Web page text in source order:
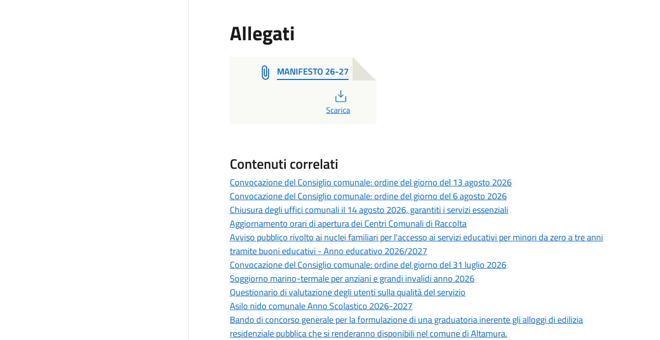
Allegati
MANIFESTO 26-27
Scarica
Contenuti correlati
Convocazione del Consiglio comunale: ordine del giorno del 13 agosto 2026
Convocazione del Consiglio comunale: ordine del giorno del 6 agosto 2026
Chiusura degli uffici comunali il 14 agosto 2026, garantiti i servizi essenziali
Aggiornamento orari di apertura dei Centri Comunali di Raccolta
Avviso pubblico rivolto ai nuclei familiari per l'accesso ai servizi educativi per minori da zero a tre anni
tramite buoni educativi - Anno educativo 2026/2027
Convocazione del Consiglio comunale: ordine del giorno del 31 luglio 2026
Soggiorno marino-termale per anziani e grandi invalidi anno 2026
Questionario di valutazione degli utenti sulla qualità del servizio
Asilo nido comunale Anno Scolastico 2026-2027
Bando di concorso generale per la formulazione di una graduatoria inerente gli alloggi di edilizia
residenziale pubblica che si renderanno disponibili nel comune di Altamura.